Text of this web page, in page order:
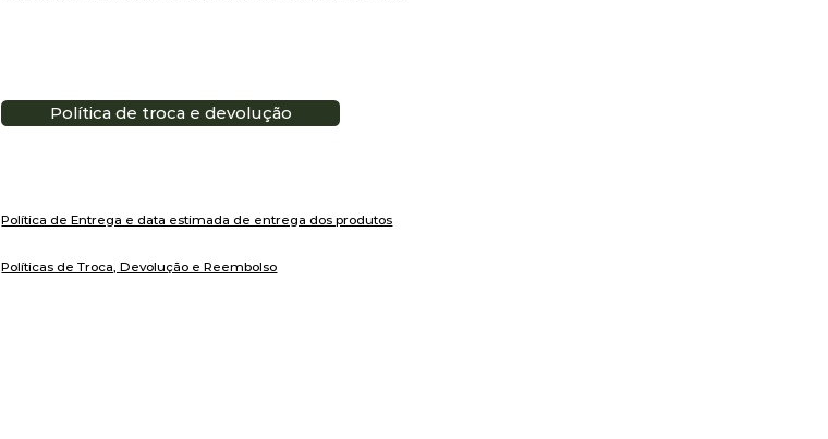
Política de Entrega e data estimada de entrega dos produtos
Políticas de Troca, Devolução e Reembolso
Política de troca e devolução